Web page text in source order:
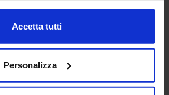
Accetta tutti
Personalizza
delle automazioni e della robotica
Iemca, Giuliani, Sinteco, Vire, ZETA,